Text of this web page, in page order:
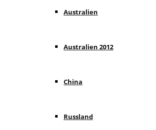
Australien
Australien 2012
China
Russland